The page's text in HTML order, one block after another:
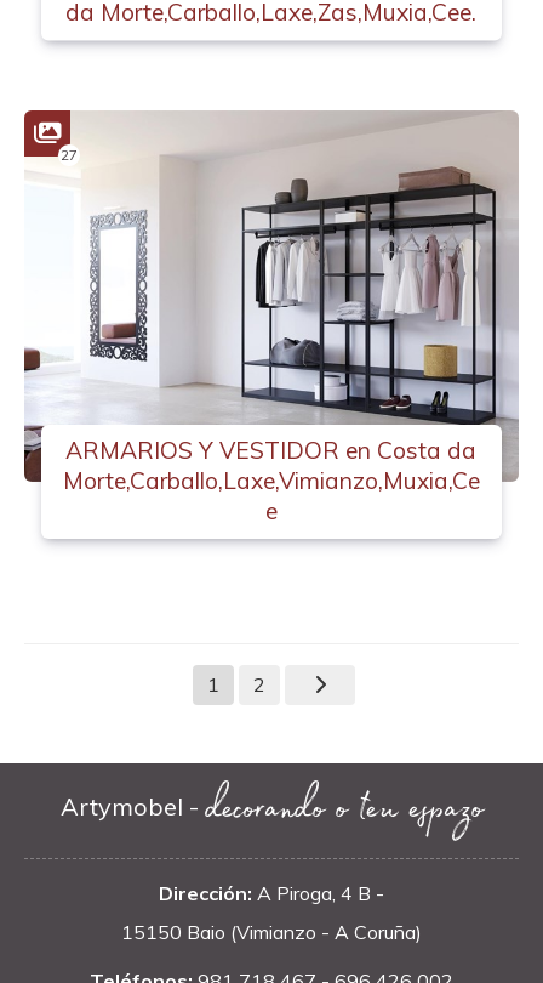
da Morte,Carballo,Laxe,Zas,Muxia,Cee.
ARMARIOS Y VESTIDOR en Costa da
Morte,Carballo,Laxe,Vimianzo,Muxia,Ce
e
27
1 2
Artymobel - decorando o teu espazo
Dirección: A Piroga, 4 B -
15150 Baio (Vimianzo - A Coruña)